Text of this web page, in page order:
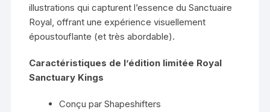
illustrations qui capturent l’essence du Sanctuaire
Royal, offrant une expérience visuellement
époustouflante (et très abordable).
Caractéristiques de l’édition limitée Royal
Sanctuary Kings
Conçu par Shapeshifters